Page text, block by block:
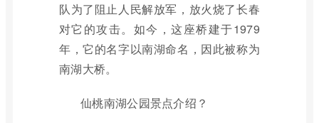
队为了阻止人民解放军，放火烧了长春
对它的攻击。如今，这座桥建于1979
年，它的名字以南湖命名，因此被称为
南湖大桥。
仙桃南湖公园景点介绍？